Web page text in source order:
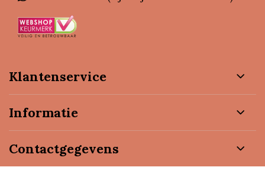
Klantenservice
Informatie
Contactgegevens